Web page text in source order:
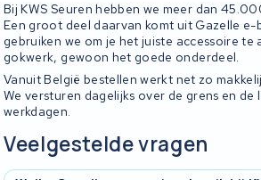
Bij KWS Seuren hebben we meer dan
Een groot deel daarvan komt uit Gazelle e-
gebruiken we om je het juiste accessoire te
gokwerk, gewoon het goede onderdeel.
Vanuit België bestellen werkt net zo
We versturen dagelijks over de grens en
werkdagen.
Veelgestelde vragen